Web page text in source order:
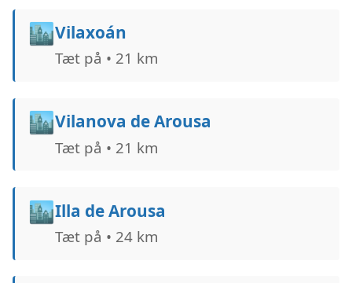
🏙️Vilaxoán
Tæt på • 21 km
🏙️Vilanova de Arousa
Tæt på • 21 km
🏙️Illa de Arousa
Tæt på • 24 km